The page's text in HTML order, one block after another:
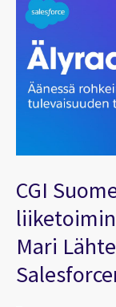
CGI
Mari